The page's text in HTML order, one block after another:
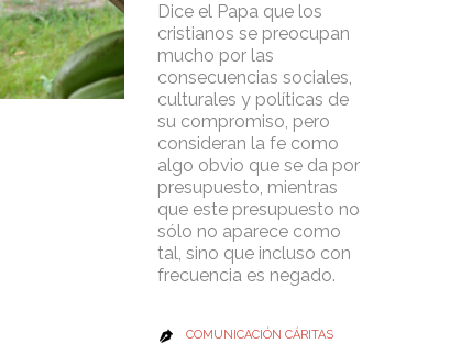
Dice el Papa que los
cristianos se preocupan
mucho por las
consecuencias sociales,
culturales y políticas de
su compromiso, pero
consideran la fe como
algo obvio que se da por
presupuesto, mientras
que este presupuesto no
sólo no aparece como
tal, sino que incluso con
frecuencia es negado.
 COMUNICACIÓN CÁRITAS